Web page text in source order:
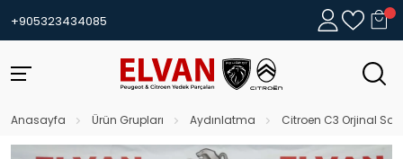
+905323434085
Anasayfa Ürün Grupları Aydınlatma Citroen C3 Orjinal